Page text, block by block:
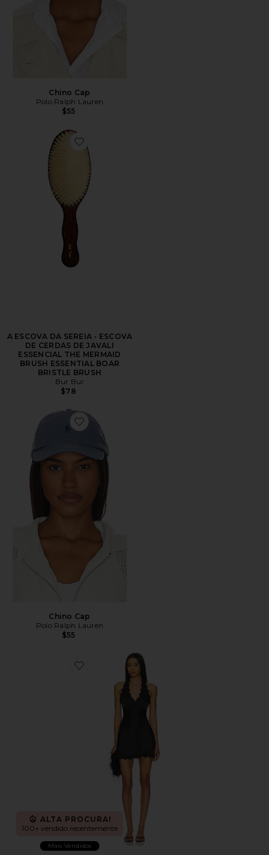
Chino Cap
Polo Ralph Lauren
$55
Favorite A ESCOVA DA SEREIA - ESCOVA DE
A ESCOVA DA SEREIA - ESCOVA
DE CERDAS DE JAVALI
ESSENCIAL THE MERMAID
BRUSH ESSENTIAL BOAR
BRISTLE BRUSH
Bur Bur
$78
Favorite Chino Cap
Chino Cap
Polo Ralph Lauren
$55
Favorite Stars Align Mini Dress
ALTA PROCURA!
100+ vendido recentemente
Mais Vendidos